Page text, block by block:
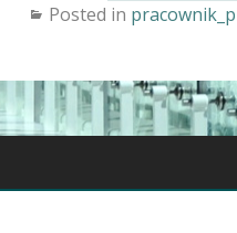
Posted in